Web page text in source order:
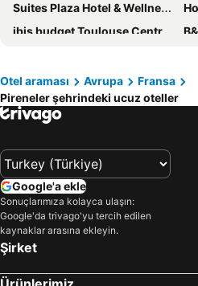
Suites Plaza Hotel & Wellness Andorra
ibis budget Toulouse Centre Gare
ibis Toulouse Centre
Exe Boston
Hotel Pilar Plaza
Hôtel de France
ibis Girona Costa Brava
Hotel Don Jaime 54
DoubleTree by Hilton Girona
Exe Plaza Delicias
Otel araması Avrupa
Fransa
Pireneler şehrindeki ucuz oteller
Google'a ekle
Sonuçlarımıza kolayca ulaşın:
Google'da trivago'yu tercih edilen
kaynaklar arasına ekleyin.
Şirket